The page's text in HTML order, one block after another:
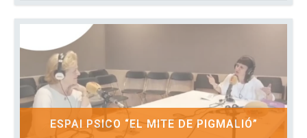
ESPAI PSICO “EL MITE DE PIGMALIÓ”